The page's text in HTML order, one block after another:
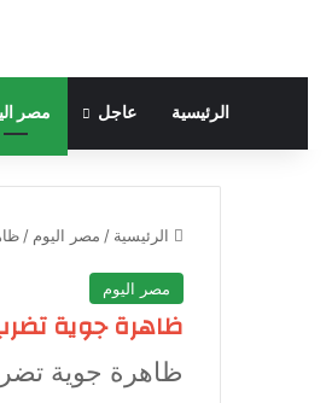
الرئيسية عاجل مصر
الرئيسية / مصر اليوم /
مصر اليوم
ظاهرة جوية
ظاهرة جوية